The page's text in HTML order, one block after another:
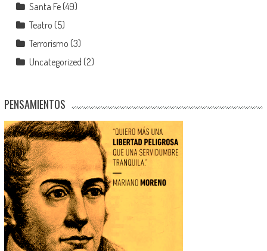
Santa Fe(49)
Teatro (5)
Terrorismo (3)
Uncategorized (2)
PENSAMIENTOS